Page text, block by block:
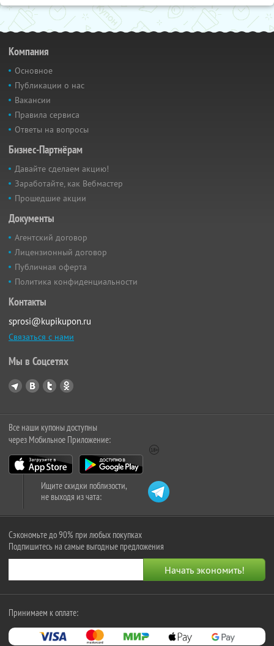
Компания
Основное
Публикации о нас
Вакансии
Правила сервиса
Ответы на вопросы
Бизнес-Партнёрам
Давайте сделаем акцию!
Заработайте, как Вебмастер
Прошедшие акции
Документы
Агентский договор
Лицензионный договор
Публичная оферта
Политика конфиденциальности
Контакты
sprosi@kupikupon.ru
Связаться с нами
Мы в Соцсетях
Все наши купоны доступны
через Мобильное Приложение:
Ищите скидки поблизости,
не выходя из чата:
Сэкономьте до 90% при любых покупках
Подпишитесь на самые выгодные предложения
Принимаем к оплате: